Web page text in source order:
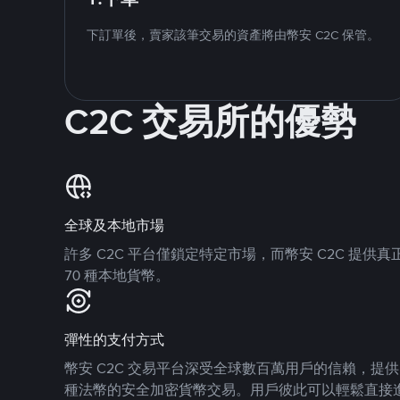
下訂單後，賣家該筆交易的資產將由幣安 C2C 保管。
C2C 交易所的優勢
全球及本地市場
許多 C2C 平台僅鎖定特定市場，而幣安 C2C 提供真
70 種本地貨幣。
彈性的支付方式
幣安 C2C 交易平台深受全球數百萬用戶的信賴，提
種法幣的安全加密貨幣交易。用戶彼此可以輕鬆直